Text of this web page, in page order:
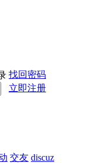
找回密码
立即注册
交友 discuz